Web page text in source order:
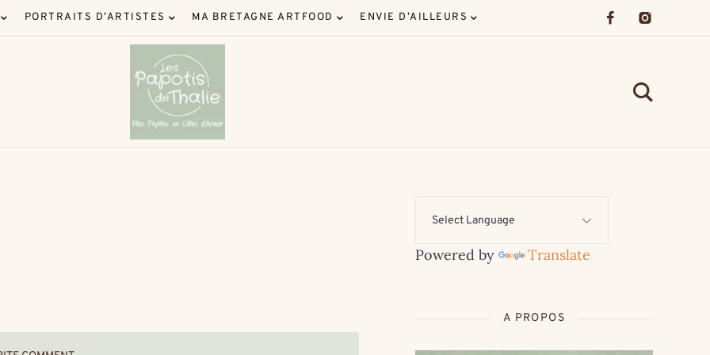
PORTRAITS D’ARTISTES MA BRETAGNE ARTFOOD ENVIE D’AILLEURS
Powered by Translate
A PROPOS